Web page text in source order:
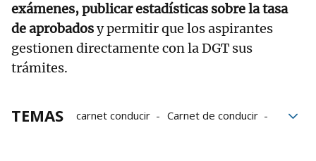
exámenes, publicar estadísticas sobre la tasa
de aprobadosy permitir que los aspirantes
gestionen directamente con la DGT sus
trámites.
TEMAS carnet conducir
Carnet de conducir